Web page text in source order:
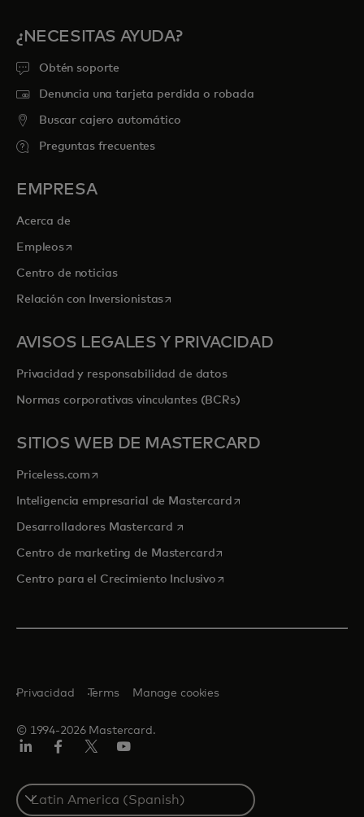
¿NECESITAS AYUDA?
Obtén soporte
Denuncia una tarjeta perdida o robada
Buscar cajero automático
Preguntas frecuentes
EMPRESA
Acerca de
Empleosse abre en una pestaña nueva
Centro de noticias
Relación con Inversionistasse abre en una pestaña nueva
AVISOS LEGALES Y PRIVACIDAD
Privacidad y responsabilidad de datos
Normas corporativas vinculantes (BCRs)
SITIOS WEB DE MASTERCARD
Priceless.com se abre en una pestaña nueva
Inteligencia empresarial de Mastercardse abre en una pestaña
Desarrolladores Mastercard se abre en una pestaña nueva
Centro de marketing de Mastercardse abre en una pestaña
Centro para el Crecimiento Inclusivose abre en una pestaña
© 1994-2026 Mastercard.
Privacidad Terms Manage cookies
Select
a